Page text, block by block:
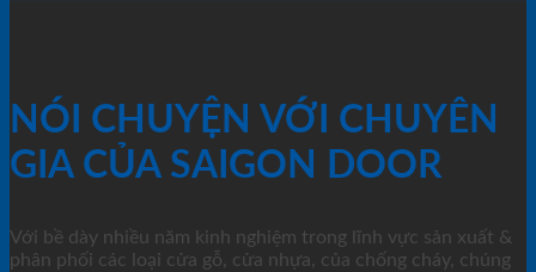
NÓI CHUYỆN VỚI CHUYÊN
GIA CỦA SAIGON DOOR
Với bề dày nhiều năm kinh nghiệm trong lĩnh vực sản xuất &
phân phối các loại cửa gỗ, cửa nhựa, của chống cháy, chúng